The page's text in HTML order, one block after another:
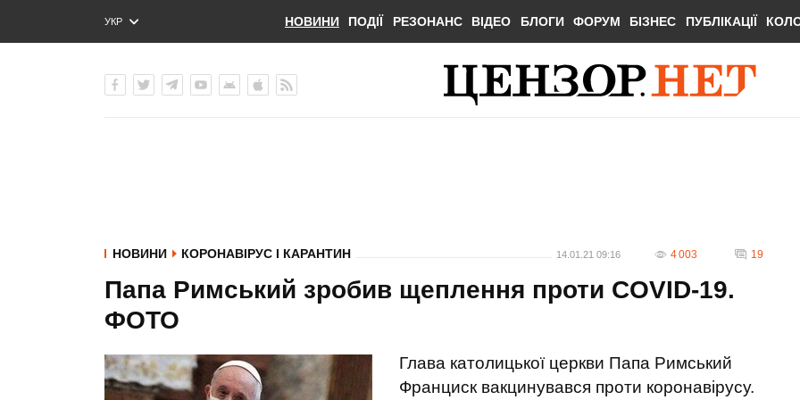
УКР
ENG
НОВИНИ ПОДІЇ РЕЗОНАНС ВІДЕО БЛОГИ ФОРУМ БІЗНЕС ПУБЛІКАЦІЇ
НОВИНИ КОРОНАВІРУС І КАРАНТИН 14.01.21 09:16 4 003 19
Папа Римський зробив щеплення проти COVID-19.
ФОТО
Глава католицької церкви Папа Римський
Франциск вакцинувався проти коронавірусу.